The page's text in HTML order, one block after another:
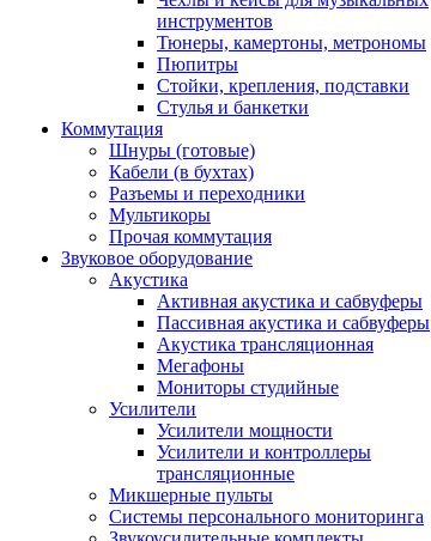
инструментов
Тюнеры, камертоны, метрономы
Пюпитры
Стойки, крепления, подставки
Стулья и банкетки
Коммутация
Шнуры (готовые)
Кабели (в бухтах)
Разъемы и переходники
Мультикоры
Прочая коммутация
Звуковое оборудование
Акустика
Активная акустика и сабвуферы
Пассивная акустика и сабвуферы
Акустика трансляционная
Мегафоны
Мониторы студийные
Усилители
Усилители мощности
Усилители и контроллеры
трансляционные
Микшерные пульты
Системы персонального мониторинга